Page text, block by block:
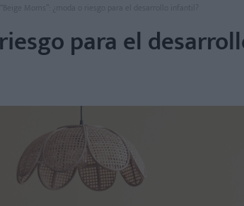
“Beige Moms”: ¿moda o riesgo para el desarrollo infantil?
para el